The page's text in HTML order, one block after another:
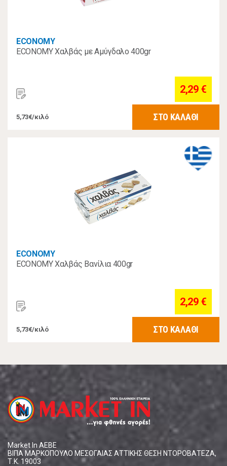
ECONOMY
ECONOMY Χαλβάς με Αμύγδαλο 400gr
2,29 €
5,73€/κιλό ΣΤΟ ΚΑΛΑΘΙ
ECONOMY
ECONOMY Χαλβάς Βανίλια 400gr
2,29 €
5,73€/κιλό ΣΤΟ ΚΑΛΑΘΙ
Market In ΑΕΒΕ
ΒΙΠΑ ΜΑΡΚΟΠΟΥΛΟ ΜΕΣΟΓΑΙΑΣ ΑΤΤΙΚΗΣ ΘΕΣΗ ΝΤΟΡΟΒΑΤΕΖΑ,
Τ.Κ. 19003